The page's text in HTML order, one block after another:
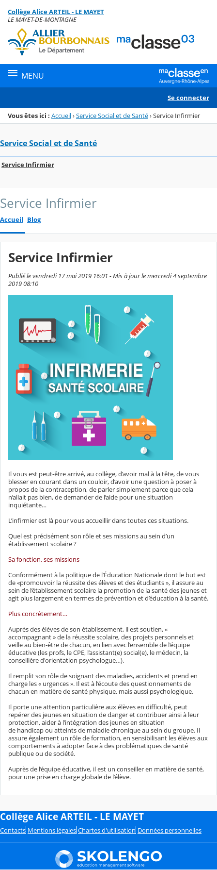
Menu de la rubrique
Contenu
Collège Alice ARTEIL - LE MAYET
LE MAYET-DE-MONTAGNE
MENU
Se connecter
Vous êtes ici : Accueil›Service Social et de Santé›Service Infirmier
Service Social et de Santé
Service Infirmier
Service Infirmier
Accueil Blog
Service Infirmier
Publié le vendredi 17 mai 2019 16:01 - Mis à jour le mercredi 4 septembre
2019 08:10
Il vous est peut-être arrivé, au collège, d’avoir mal à la tête, de vous
blesser en courant dans un couloir, d’avoir une question à poser à
propos de la contraception, de parler simplement parce que cela
n’allait pas bien, de demander de l’aide pour une situation
inquiétante…
L’infirmier est là pour vous accueillir dans toutes ces situations.
Quel est précisément son rôle et ses missions au sein d’un
établissement scolaire ?
Sa fonction, ses missions
Conformément à la politique de l’Éducation Nationale dont le but est
de «promouvoir la réussite des élèves et des étudiants », il assure au
sein de l’établissement scolaire la promotion de la santé des jeunes et
agit plus largement en termes de prévention et d’éducation à la santé.
Plus concrètement…
Auprès des élèves de son établissement, il est soutien, «
accompagnant » de la réussite scolaire, des projets personnels et
veille au bien-être de chacun, en lien avec l’ensemble de l’équipe
éducative (les profs, le CPE, l’assistant(e) social(e), le médecin, la
conseillère d'orientation psychologue…).
Il remplit son rôle de soignant des maladies, accidents et prend en
charge les « urgences ». Il est à l’écoute des questionnements de
chacun en matière de santé physique, mais aussi psychologique.
Il porte une attention particulière aux élèves en difficulté, peut
repérer des jeunes en situation de danger et contribuer ainsi à leur
protection, aider à l’intégration des jeunes en situation
de handicap ou atteints de maladie chronique au sein du groupe. Il
assure également un rôle de formation, en sensibilisant les élèves aux
comportements à adopter face à des problématiques de santé
publique ou de société.
Auprès de l’équipe éducative, il est un conseiller en matière de santé,
pour une prise en charge globale de l’élève.
Collège Alice ARTEIL - LE MAYET
Contacts Mentions légales Chartes d'utilisation Données personnelles